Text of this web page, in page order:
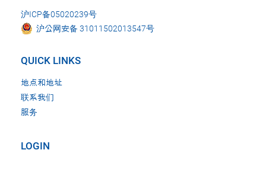
沪ICP备05020239号
沪公网安备 31011502013547号
QUICK LINKS
地点和地址
联系我们
服务
LOGIN